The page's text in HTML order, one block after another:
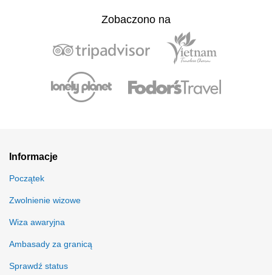
Zobaczono na
Informacje
Początek
Zwolnienie wizowe
Wiza awaryjna
Ambasady za granicą
Sprawdź status